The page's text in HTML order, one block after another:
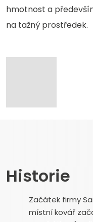
hmotnost a
na tažný prostředek.
Historie
Začátek firmy
místní kovář